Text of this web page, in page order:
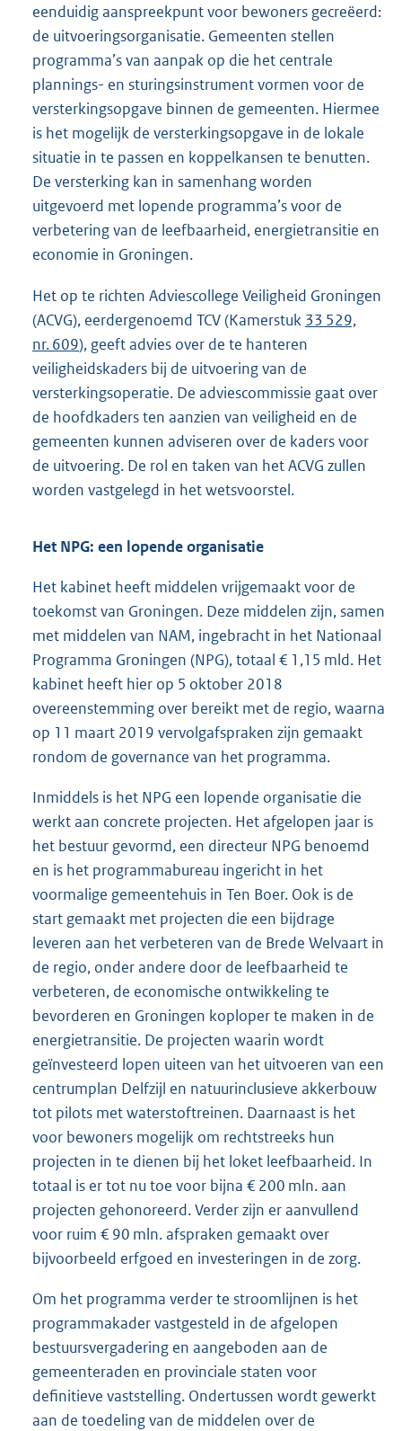
eenduidig aanspreekpunt voor bewoners gecreëerd:
de uitvoeringsorganisatie. Gemeenten stellen
programma’s van aanpak op die het centrale
plannings- en sturingsinstrument vormen voor de
versterkingsopgave binnen de gemeenten. Hiermee
is het mogelijk de versterkingsopgave in de lokale
situatie in te passen en koppelkansen te benutten.
De versterking kan in samenhang worden
uitgevoerd met lopende programma’s voor de
verbetering van de leefbaarheid, energietransitie en
economie in Groningen.
Het op te richten Adviescollege Veiligheid Groningen
(ACVG), eerdergenoemd TCV (Kamerstuk 33 529,
nr. 609), geeft advies over de te hanteren
veiligheidskaders bij de uitvoering van de
versterkingsoperatie. De adviescommissie gaat over
de hoofdkaders ten aanzien van veiligheid en de
gemeenten kunnen adviseren over de kaders voor
de uitvoering. De rol en taken van het ACVG zullen
worden vastgelegd in het wetsvoorstel.
Het NPG: een lopende organisatie
Het kabinet heeft middelen vrijgemaakt voor de
toekomst van Groningen. Deze middelen zijn, samen
met middelen van NAM, ingebracht in het Nationaal
Programma Groningen (NPG), totaal € 1,15 mld. Het
kabinet heeft hier op 5 oktober 2018
overeenstemming over bereikt met de regio, waarna
op 11 maart 2019 vervolgafspraken zijn gemaakt
rondom de governance van het programma.
Inmiddels is het NPG een lopende organisatie die
werkt aan concrete projecten. Het afgelopen jaar is
het bestuur gevormd, een directeur NPG benoemd
en is het programmabureau ingericht in het
voormalige gemeentehuis in Ten Boer. Ook is de
start gemaakt met projecten die een bijdrage
leveren aan het verbeteren van de Brede Welvaart in
de regio, onder andere door de leefbaarheid te
verbeteren, de economische ontwikkeling te
bevorderen en Groningen koploper te maken in de
energietransitie. De projecten waarin wordt
geïnvesteerd lopen uiteen van het uitvoeren van een
centrumplan Delfzijl en natuurinclusieve akkerbouw
tot pilots met waterstoftreinen. Daarnaast is het
voor bewoners mogelijk om rechtstreeks hun
projecten in te dienen bij het loket leefbaarheid. In
totaal is er tot nu toe voor bijna € 200 mln. aan
projecten gehonoreerd. Verder zijn er aanvullend
voor ruim € 90 mln. afspraken gemaakt over
bijvoorbeeld erfgoed en investeringen in de zorg.
Om het programma verder te stroomlijnen is het
programmakader vastgesteld in de afgelopen
bestuursvergadering en aangeboden aan de
gemeenteraden en provinciale staten voor
definitieve vaststelling. Ondertussen wordt gewerkt
aan de toedeling van de middelen over de